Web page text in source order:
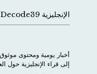
الإنجليزية Decode39
أخبار يومية ومحتوى موثوق
إلى قراء الإنجليزية حول